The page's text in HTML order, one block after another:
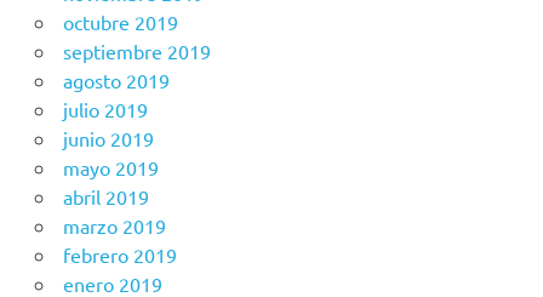
octubre 2019
septiembre 2019
agosto 2019
julio 2019
junio 2019
mayo 2019
abril 2019
marzo 2019
febrero 2019
enero 2019